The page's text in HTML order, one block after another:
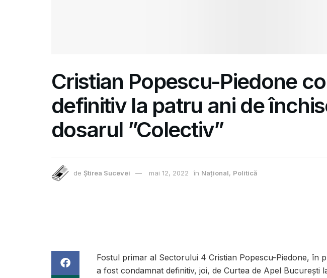
Cristian Popescu-Piedone
definitiv la patru ani de
dosarul ”Colectiv”
de Știrea Sucevei mai 12, 2022 în Național, Politică
Fostul primar al Sectorului 4 Cristian Popescu-Piedone, în
a fost condamnat definitiv, joi, de Curtea de Apel Bucureşti